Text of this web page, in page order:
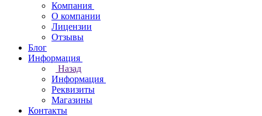
Компания
О компании
Лицензии
Отзывы
Блог
Информация
Назад
Информация
Реквизиты
Магазины
Контакты